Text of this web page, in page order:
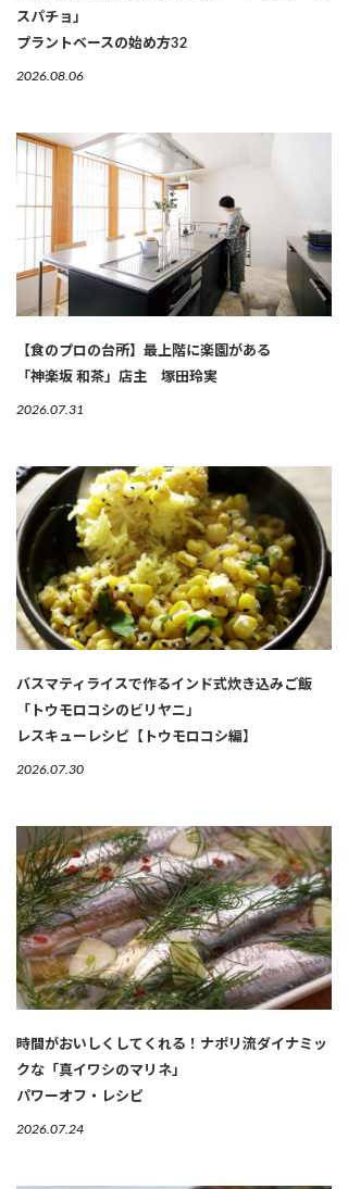
スパチョ」
プラントベースの始め方32
2026.08.06
【食のプロの台所】最上階に楽園がある
「神楽坂 和茶」店主 塚田玲実
2026.07.31
バスマティライスで作るインド式炊き込みご飯
「トウモロコシのビリヤニ」
レスキューレシピ【トウモロコシ編】
2026.07.30
時間がおいしくしてくれる！ナポリ流ダイナミッ
クな「真イワシのマリネ」
パワーオフ・レシピ
2026.07.24